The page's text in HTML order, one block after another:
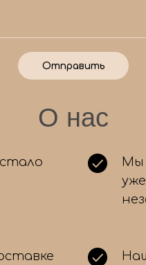
А еще вас ждет
повода вы
Отправить
О нас
Мы